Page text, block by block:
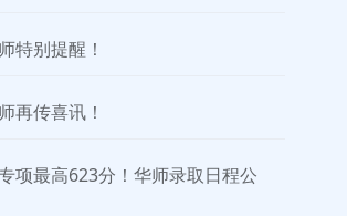
特别提醒！
再传喜讯！
项最高623分！华师录取日程公